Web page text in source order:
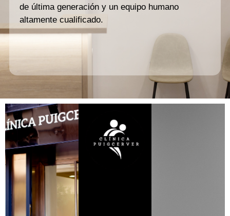
de última generación y un equipo humano
altamente cualificado.